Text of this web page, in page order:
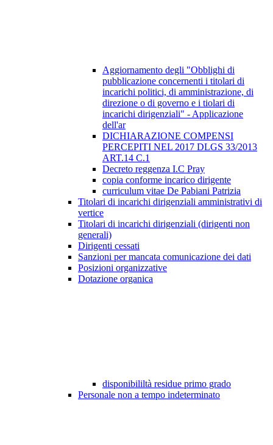
Aggiornamento degli "Obblighi di
pubblicazione concernenti i titolari di
incarichi politici, di amministrazione, di
direzione o di governo e i tiolari di
incarichi dirigenziali" - Applicazione
dell'ar
DICHIARAZIONE COMPENSI
PERCEPITI NEL 2017 DLGS 33/2013
ART.14 C.1
Decreto reggenza I.C Pray
copia conforme incarico dirigente
curriculum vitae De Pabiani Patrizia
Titolari di incarichi dirigenziali amministrativi di
vertice
Titolari di incarichi dirigenziali (dirigenti non
generali)
Dirigenti cessati
Sanzioni per mancata comunicazione dei dati
Posizioni organizzative
Dotazione organica
disponibililtà residue primo grado
Personale non a tempo indeterminato